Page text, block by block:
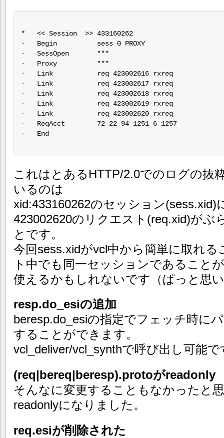
*   << Session  >> 433160262
-   Begin          sess 0 PROXY
-   SessOpen       ***
-   Proxy          ***
-   Link           req 423002616 rxreq
-   Link           req 423002617 rxreq
-   Link           req 423002618 rxreq
-   Link           req 423002619 rxreq
-   Link           req 423002620 rxreq
-   ReqAcct        72 22 94 1251 6 1257
-   End
これはとあるHTTP/2.0でのログの抜
いるのは
xid:433160262のセッション(sess.xid)
423002620のリクエスト(req.xid)がぶ
とです。
今回sess.xidがvcl中から簡単に取れ
ト中でも同一セッションであること
使えるかもしれないです（ぱっと思
resp.do_esiの追加
beresp.do_esiの指定でフェッチ時に
することができます。
vcl_deliver/vcl_synthで呼び出し可能で
(req|bereq|beresp).protoがreadonly
そんなに変更することもなかったと
readonlyになりました。
req.esiが削除された